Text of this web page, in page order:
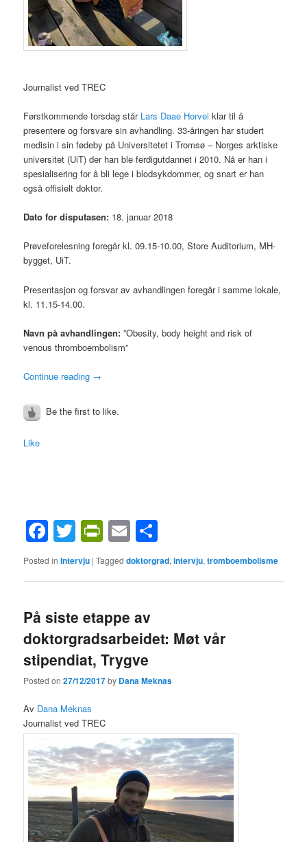
Journalist ved TREC
Førstkommende torsdag står Lars Daae Horvei klar til å
presentere og forsvare sin avhandling. 33-åringen har studert
medisin i sin fødeby på Universitetet i Tromsø – Norges arktiske
universitet (UiT) der han ble ferdigutdannet i 2010. Nå er han i
spesialisering for å bli lege i blodsykdommer, og snart er han
også offisielt doktor.
Dato for disputasen: 18. januar 2018
Prøveforelesning foregår kl. 09.15-10.00, Store Auditorium, MH-
bygget, UiT.
Presentasjon og forsvar av avhandlingen foregår i samme lokale,
kl. 11.15-14.00.
Navn på avhandlingen:”Obesity, body height and risk of
venous thromboembolism”
Continue reading →
Be the first to like.
Like
Facebook
Twitter
PrintFriendly
Email
Posted in Intervju |Tagged doktorgrad,intervju,tromboembolisme
På siste etappe av
doktorgradsarbeidet: Møt vår
stipendiat, Trygve
Posted on27/12/2017by Dana Meknas
Av Dana Meknas
Journalist ved TREC